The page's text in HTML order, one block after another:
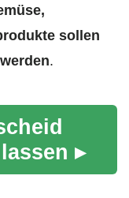
sollen
.
▸